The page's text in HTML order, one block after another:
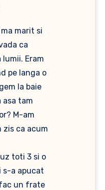
marit si
ca
Eram
pe langa o
la baie
asa tam
M-am
zis ca acum
toti 3 si o
s-a apucat
un frate